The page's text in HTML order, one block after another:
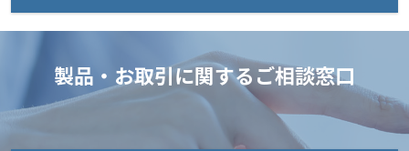
製品・お取引に関するご相談窓口